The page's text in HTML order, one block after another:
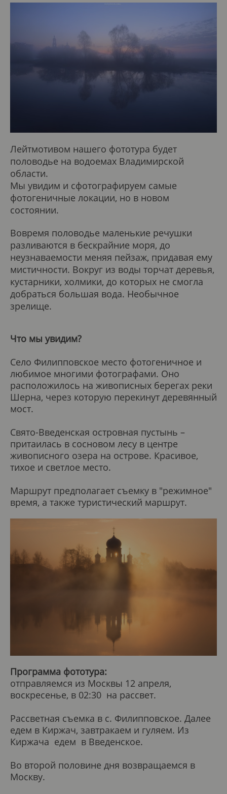
Лейтмотивом нашего фототура будет
половодье на водоемах Владимирской
области.
Мы увидим и сфотографируем самые
фотогеничные локации, но в новом
состоянии.
Вовремя половодье маленькие речушки
разливаются в бескрайние моря, до
неузнаваемости меняя пейзаж, придавая ему
мистичности. Вокруг из воды торчат деревья,
кустарники, холмики, до которых не смогла
добраться большая вода. Необычное
зрелище.
Что мы увидим?
Село Филипповское место фотогеничное и
любимое многими фотографами. Оно
расположилось на живописных берегах реки
Шерна, через которую перекинут деревянный
мост.
Свято-Введенская островная пустынь –
притаилась в сосновом лесу в центре
живописного озера на острове. Красивое,
тихое и светлое место.
Маршрут предполагает съемку в "режимное"
время, а также туристический маршрут.
Программа фототура:
отправляемся из Москвы 12 апреля,
воскресенье, в 02:30 на рассвет.
Рассветная съемка в с. Филипповское. Далее
едем в Киржач, завтракаем и гуляем. Из
Киржача едем в Введенское.
Во второй половине дня возвращаемся в
Москву.